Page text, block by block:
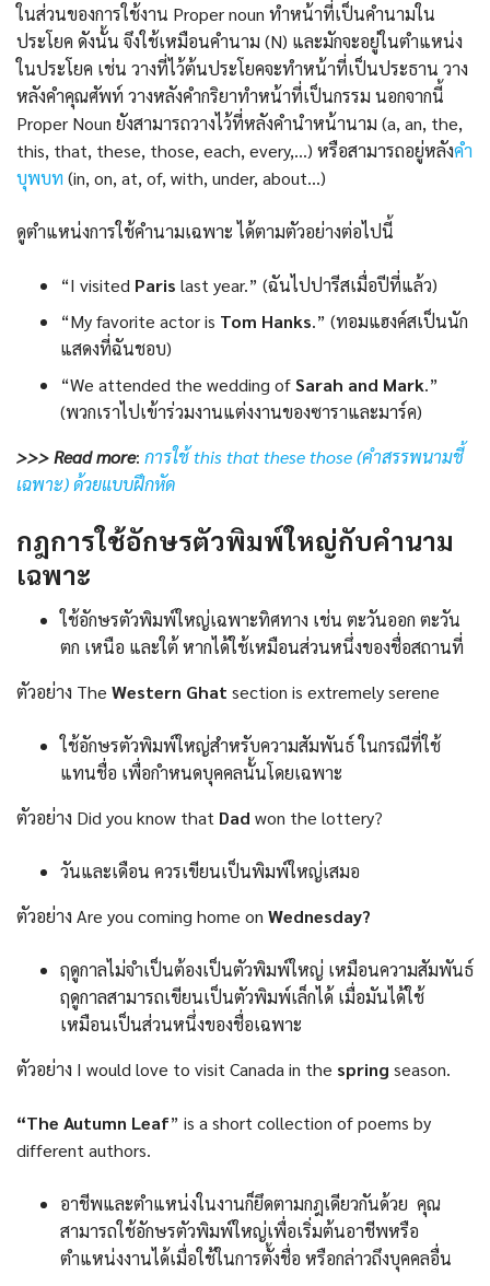
ในส่วนของการใช้งาน Proper noun ทำหน้าที่เป็นคำนามใน
ประโยค ดังนั้น จึงใช้เหมือนคำนาม (N) และมักจะอยู่ในตำแหน่ง
ในประโยค เช่น วางที่ไว้ต้นประโยคจะทำหน้าที่เป็นประธาน วาง
หลังคำคุณศัพท์ วางหลังคำกริยาทำหน้าที่เป็นกรรม นอกจากนี้
Proper Noun ยังสามารถวางไว้ที่หลังคำนำหน้านาม (a, an, the,
this, that, these, those, each, every,…) หรือสามารถอยู่หลังคำ
บุพบท (in, on, at, of, with, under, about…)
ดูตำแหน่งการใช้คำนามเฉพาะ ได้ตามตัวอย่างต่อไปนี้
“I visited Paris last year.” (ฉันไปปารีสเมื่อปีที่แล้ว)
“My favorite actor is Tom Hanks.” (ทอมแฮงค์สเป็นนัก
แสดงที่ฉันชอบ)
“We attended the wedding ofSarah and Mark.”
(พวกเราไปเข้าร่วมงานแต่งงานของซาราและมาร์ค)
>>> Read more: การใช้ this that these those (คําสรรพนามชี้
เฉพาะ) ด้วยแบบฝึกหัด
กฎการใช้อักษรตัวพิมพ์ใหญ่กับคำนาม
เฉพาะ
ใช้อักษรตัวพิมพ์ใหญ่เฉพาะทิศทาง เช่น ตะวันออก ตะวัน
ตก เหนือ และใต้ หากได้ใช้เหมือนส่วนหนึ่งของชื่อสถานที่
ตัวอย่าง The Western Ghat section is extremely serene
ใช้อักษรตัวพิมพ์ใหญ่สำหรับความสัมพันธ์ ในกรณีที่ใช้
แทนชื่อ เพื่อกำหนดบุคคลนั้นโดยเฉพาะ
ตัวอย่าง Did you know that Dad won the lottery?
วันและเดือน ควรเขียนเป็นพิมพ์ใหญ่เสมอ
ตัวอย่าง Are you coming home on Wednesday?
ฤดูกาลไม่จำเป็นต้องเป็นตัวพิมพ์ใหญ่ เหมือนความสัมพันธ์
ฤดูกาลสามารถเขียนเป็นตัวพิมพ์เล็กได้ เมื่อมันได้ใช้
เหมือนเป็นส่วนหนึ่งของชื่อเฉพาะ
ตัวอย่าง I would love to visit Canada in the spring season.
“The Autumn Leaf” is a short collection of poems by
different authors.
อาชีพและตำแหน่งในงานก็ยึดตามกฎเดียวกันด้วย คุณ
สามารถใช้อักษรตัวพิมพ์ใหญ่เพื่อเริ่มต้นอาชีพหรือ
ตำแหน่งงานได้เมื่อใช้ในการตั้งชื่อ หรือกล่าวถึงบุคคลอื่น